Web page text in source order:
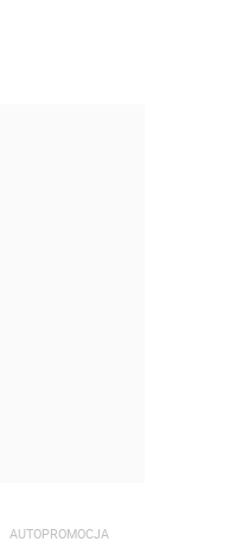
AUTOPROMOCJA